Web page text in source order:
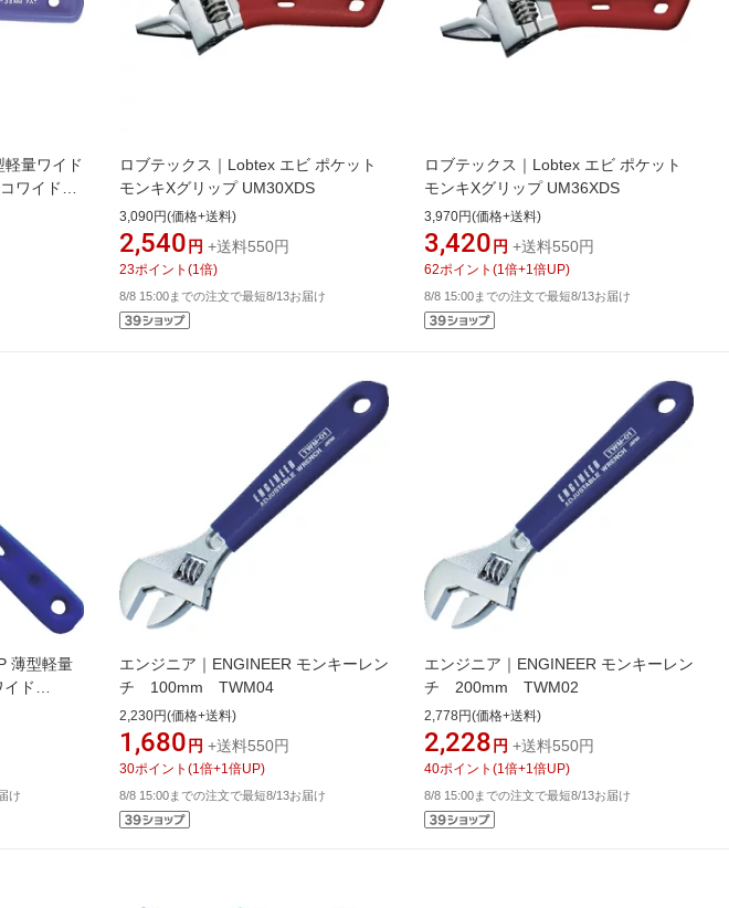
軽量ワイド
ワイド
ロブテックス｜Lobtex エビ ポケット
モンキXグリップ UM30XDS
3,090円(価格+送料)
2,540 円 +送料550円
23ポイント (1 倍)
8/8 15:00までの注文で最短8/13お届け
ロブテックス｜Lobtex エビ ポケット
モンキXグリップ UM36XDS
3,970円(価格+送料)
3,420 円 +送料550円
62ポイント (1 倍+1 倍UP)
8/8 15:00までの注文で最短8/13お届け
薄型軽量
ド
け
エンジニア｜ENGINEER モンキーレン
チ 100mm TWM04
2,230円(価格+送料)
1,680 円 +送料550円
30ポイント (1 倍+1 倍UP)
8/8 15:00までの注文で最短8/13お届け
エンジニア｜ENGINEER モンキーレン
チ 200mm TWM02
2,778円(価格+送料)
2,228 円 +送料550円
40ポイント (1 倍+1 倍UP)
8/8 15:00までの注文で最短8/13お届け